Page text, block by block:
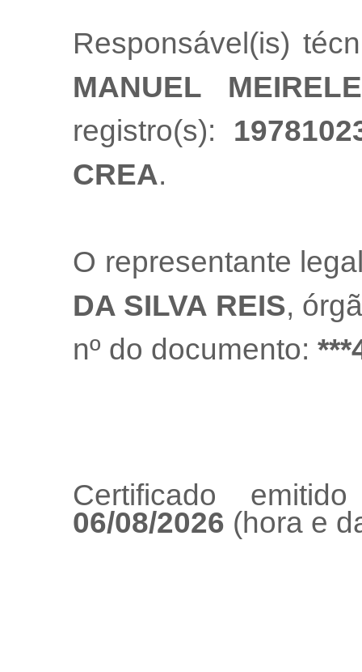
Responsável(is)
MANUEL
registro(s):
CREA.
O representante
DA SILVA REIS,
nº do documento:
Certificado
06/08/2026 (hora e